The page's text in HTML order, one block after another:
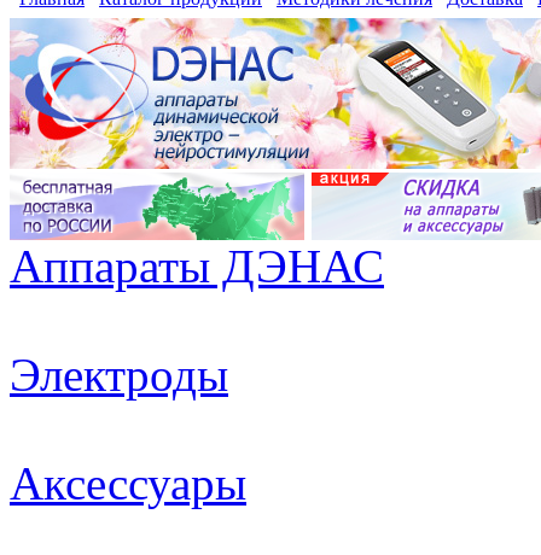
Аппараты ДЭНАС
Электроды
Аксессуары